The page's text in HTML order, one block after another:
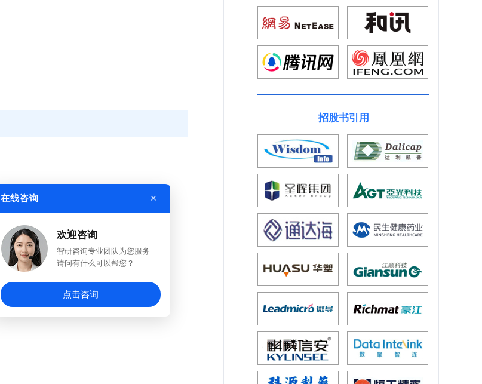
招股书引用
在线咨询 ×
欢迎咨询
智研咨询专业团队为您服务
请问有什么可以帮您？
点击咨询